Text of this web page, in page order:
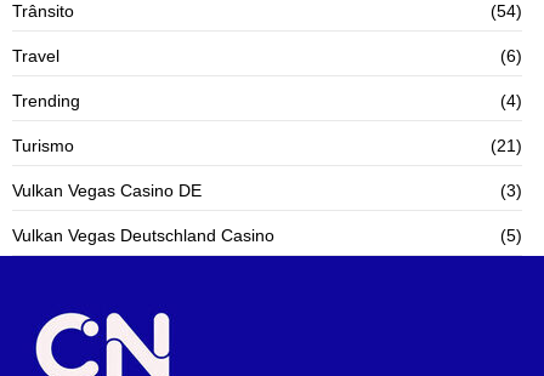
Trânsito (54)
Travel (6)
Trending (4)
Turismo (21)
Vulkan Vegas Casino DE (3)
Vulkan Vegas Deutschland Casino (5)